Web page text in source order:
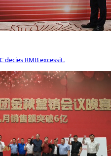
decies RMB excessit.